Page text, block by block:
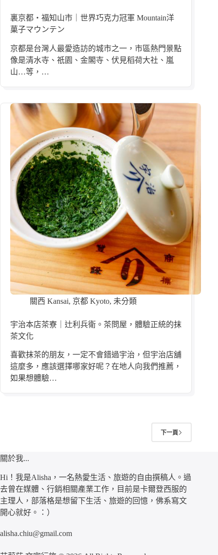
裏京都・福知山市｜世界巧克力冠軍 Mountain洋
菓子マウンテン
京都是台灣人最愛造訪的城市之一，市區熱門景點
像是清水寺、祇園、金閣寺、伏見稻荷大社、嵐
山…等，…
關西 Kansai, 京都 Kyoto, 未分類
宇治本店茶寮｜辻利兵衛。茶問屋，體驗正統的抹
茶文化
喜歡抹茶的朋友，一定不會錯過宇治，但宇治店舖
這麼多，應該選擇哪家好呢？在地人向我們推薦，
如果想體驗…
下一頁
關於我...
Hi！我是Alisha，一名熱愛生活、旅遊的自由撰稿人。過
去曾在媒體、行銷相關產業工作，目前是卡爾登西服的
主理人，部落格是想留下生活、旅遊的回憶，佛系寫文
開心就好。：）
alisha.chiu@gmail.com